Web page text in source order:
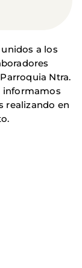
a los
Ntra.
informamos
realizando en